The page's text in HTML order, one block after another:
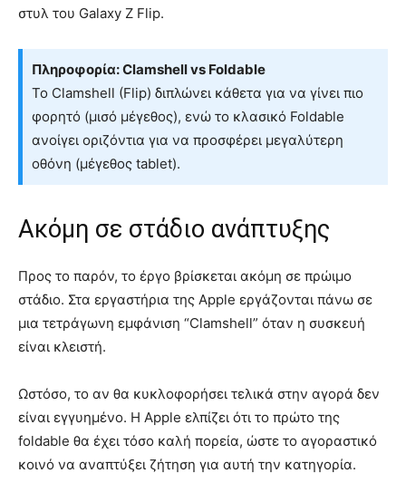
στυλ του Galaxy Z Flip.
Πληροφορία: Clamshell vs Foldable
Το Clamshell (Flip) διπλώνει κάθετα για να γίνει πιο
φορητό (μισό μέγεθος), ενώ το κλασικό Foldable
ανοίγει οριζόντια για να προσφέρει μεγαλύτερη
οθόνη (μέγεθος tablet).
Ακόμη σε στάδιο ανάπτυξης
Προς το παρόν, το έργο βρίσκεται ακόμη σε πρώιμο
στάδιο. Στα εργαστήρια της Apple εργάζονται πάνω σε
μια τετράγωνη εμφάνιση “Clamshell” όταν η συσκευή
είναι κλειστή.
Ωστόσο, το αν θα κυκλοφορήσει τελικά στην αγορά δεν
είναι εγγυημένο. Η Apple ελπίζει ότι το πρώτο της
foldable θα έχει τόσο καλή πορεία, ώστε το αγοραστικό
κοινό να αναπτύξει ζήτηση για αυτή την κατηγορία.